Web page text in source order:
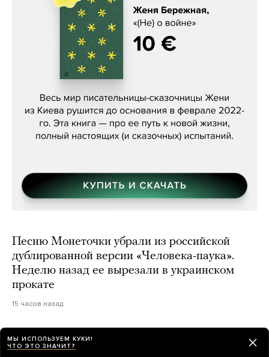
Женя Бережная, «(Не) о войне»
Песню Монеточки убрали из российской
дублированной версии «Человека-паука».
Неделю назад ее вырезали в украинском
прокате
15 часов назад
Партия «Яблоко» объявила, что не связана
с оппозиционерами в изгнании, которые
МЫ ИСПОЛЬЗУЕМ КУКИ!
ЧТО ЭТО ЗНАЧИТ?